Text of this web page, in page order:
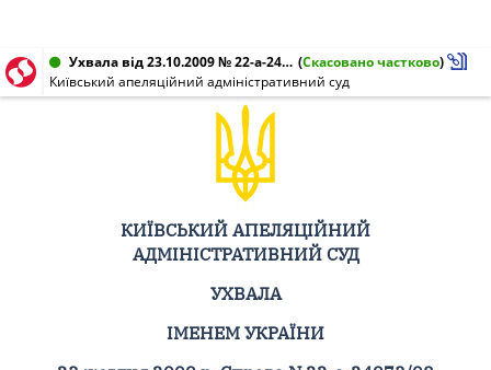
Ухвала від 23.10.2009 № 22-а-24973/08 (Скасовано частково)
Київський апеляційний адміністративний суд
КИЇВСЬКИЙ АПЕЛЯЦІЙНИЙ
АДМІНІСТРАТИВНИЙ СУД
УХВАЛА
ІМЕНЕМ УКРАЇНИ